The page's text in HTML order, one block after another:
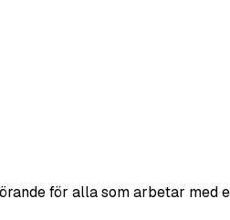
för alla som arbetar med